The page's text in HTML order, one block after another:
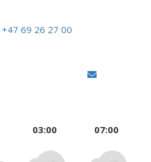
+47 69 26 27 00
03:00 07:00